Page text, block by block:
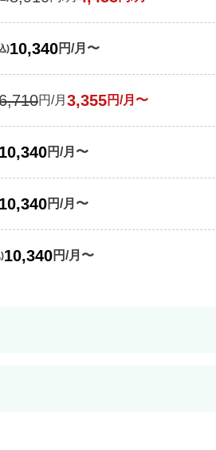
)10,340円/月〜
円/月 3,355円/月〜
10,340円/月〜
10,340円/月〜
10,340円/月〜